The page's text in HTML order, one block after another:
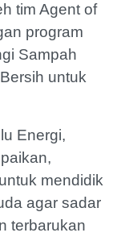
tim Agent of
program
Sampah
untuk
Energi,
mendidik
agar sadar
terbarukan